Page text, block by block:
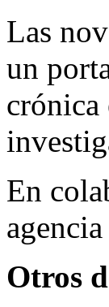
Las
un
crónica
En
Otros